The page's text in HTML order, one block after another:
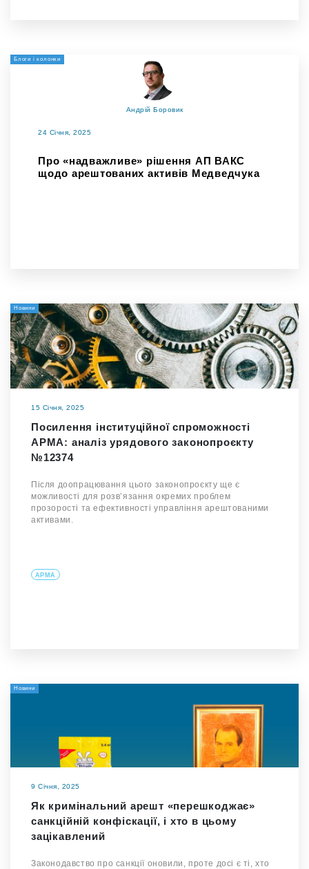
Блоги і колонки
Андрій Боровик
24 Січня, 2025
Про «надважливе» рішення АП ВАКС
щодо арештованих активів Медведчука
Новини
15 Січня, 2025
Посилення інституційної спроможності
АРМА: аналіз урядового законопроєкту
№12374
Після доопрацювання цього законопроєкту ще є
можливості для розвʼязання окремих проблем
прозорості та ефективності управління арештованими
активами.
АРМА
Новини
9 Січня, 2025
Як кримінальний арешт «перешкоджає»
санкційній конфіскації, і хто в цьому
зацікавлений
Законодавство про санкції оновили, проте досі є ті, хто